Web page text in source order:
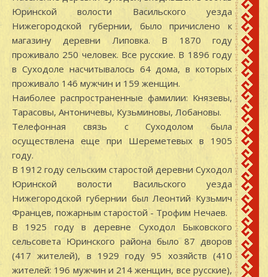
Юринской волости Васильского уезда
Нижегородской губернии, было причислено к
магазину деревни Липовка. В 1870 году
проживало 250 человек. Все русские. В 1896 году
в Суходоле насчитывалось 64 дома, в которых
проживало 146 мужчин и 159 женщин.
Наиболее распространенные фамилии: Князевы,
Тарасовы, Антоничевы, Кузьминовы, Лобановы.
Телефонная связь с Суходолом была
осуществлена еще при Шереметевых в 1905
году.
В 1912 году сельским старостой деревни Суходол
Юринской волости Васильского уезда
Нижегородской губернии был Леонтий Кузьмич
Францев, пожарным старостой - Трофим Нечаев.
В 1925 году в деревне Суходол Быковского
сельсовета Юринского района было 87 дворов
(417 жителей), в 1929 году 95 хозяйств (410
жителей: 196 мужчин и 214 женщин, все русские),